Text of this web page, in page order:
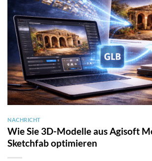
NACHRICHT
Wie Sie 3D-Modelle aus Agisoft
Sketchfab optimieren